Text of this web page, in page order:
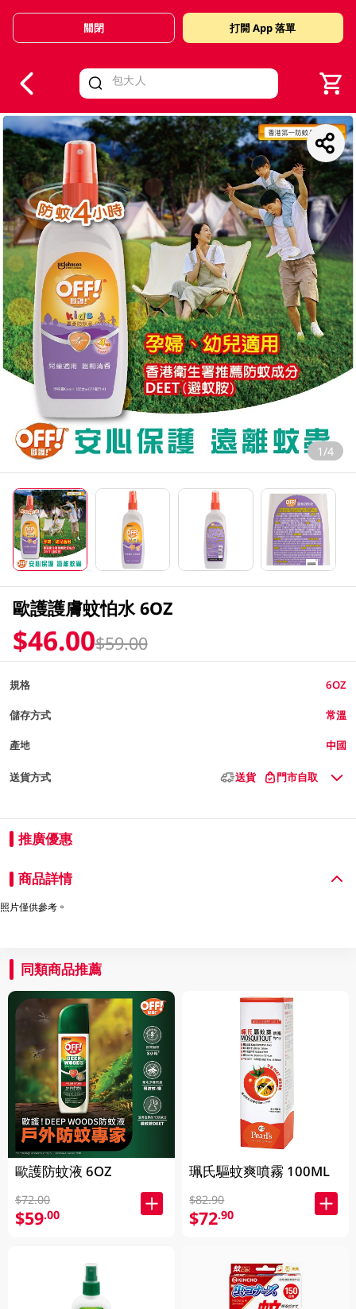
Valid Until 30 June 2026
關閉 打開 App 落單
1/4
歐護護膚蚊怕水 6OZ
$46.00$59.00
規格 6OZ
儲存方式 常溫
產地 中國
送貨方式 送貨 門市自取
推廣優惠
商品詳情
照片僅供參考。
同類商品推薦
歐護防蚊液 6OZ
$72.00
$59.00
珮氏驅蚊爽噴霧 100ML
$82.90
$72.90